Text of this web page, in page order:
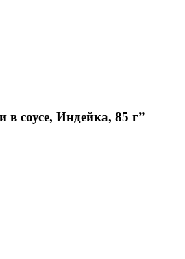
соусе, Индейка, 85 г”